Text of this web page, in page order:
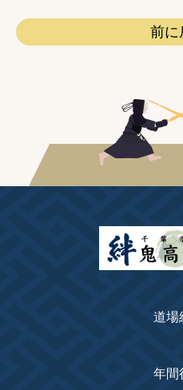
前に
道場
年間